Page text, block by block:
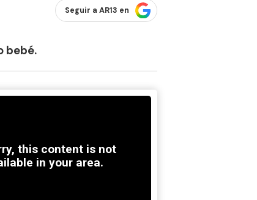
Seguir a AR13 en
bebé.